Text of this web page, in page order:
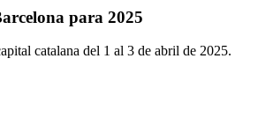
para 2025
catalana del 1 al 3 de abril de 2025.